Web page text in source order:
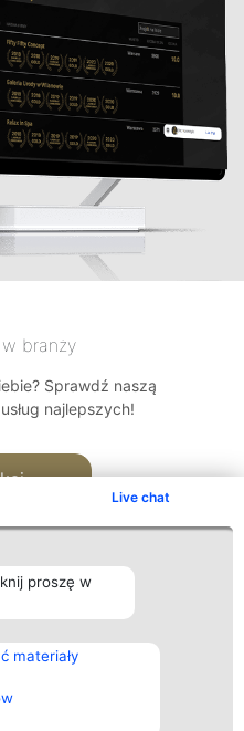
Live chat
proszę w
materiały
branży
Sprawdź naszą
najlepszych!
Kontakt
Kontakt